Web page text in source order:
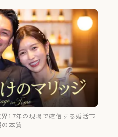
17年の現場で確信する婚活市
の本質